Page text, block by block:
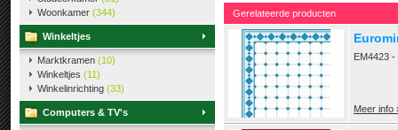
Woonkamer (344)
Winkeltjes
Marktkramen (10)
Winkeltjes (11)
Winkelinrichting (33)
Computers & TV's
Gerelateerde producten
EM4423 -
Meer info